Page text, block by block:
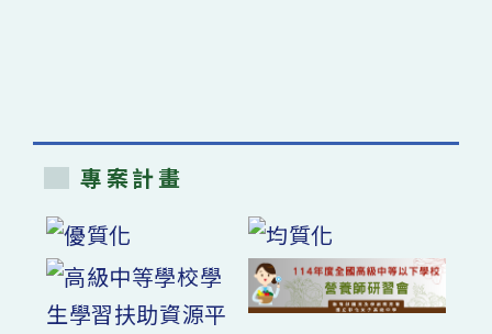
專案計畫